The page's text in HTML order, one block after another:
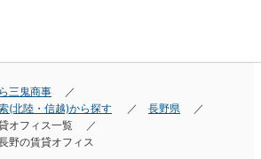
三鬼商事
(北陸・信越)から探す
長野県
オフィス一覧
野の賃貸オフィス